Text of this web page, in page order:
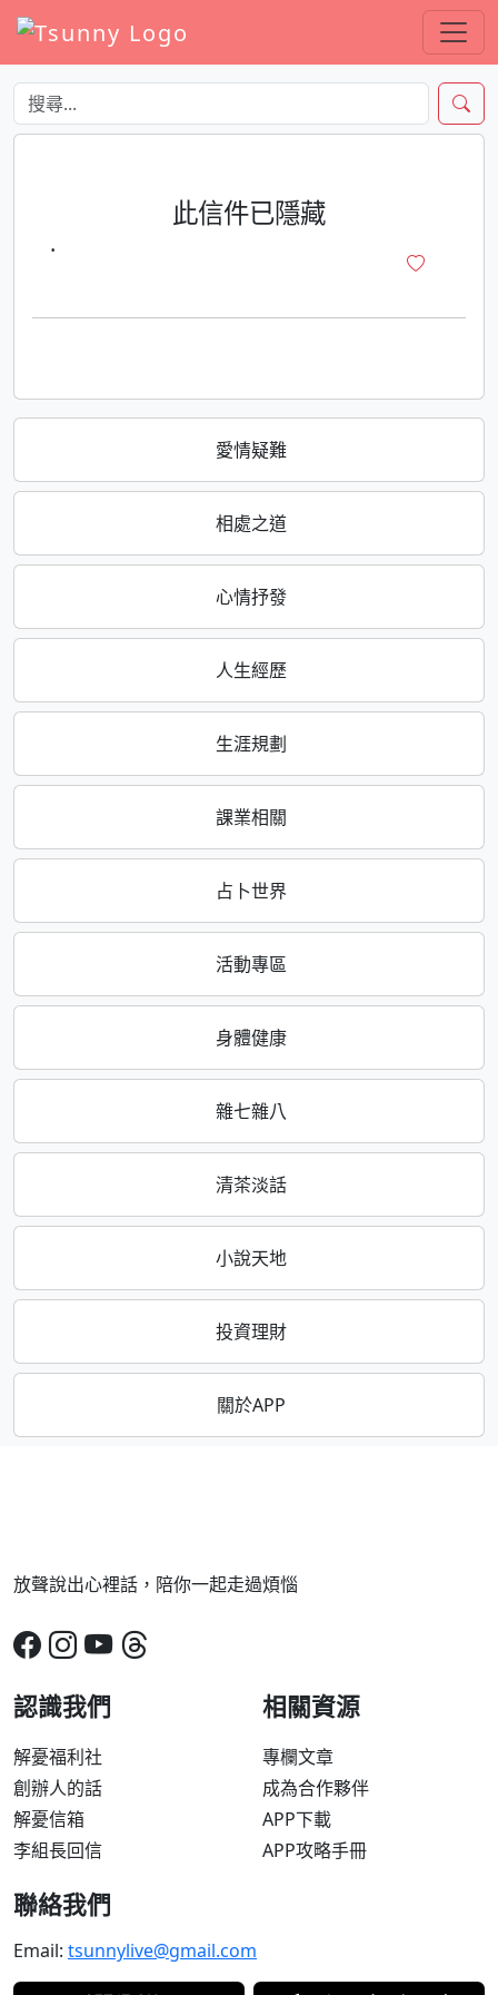
愛情疑難
相處之道
心情抒發
人生經歷
生涯規劃
課業相關
占卜世界
活動專區
身體健康
雜七雜八
清茶淡話
小說天地
投資理財
關於APP
此信件已隱藏
·
放聲說出心裡話，陪你一起走過煩惱
認識我們
解憂福利社
創辦人的話
解憂信箱
李組長回信
相關資源
專欄文章
成為合作夥伴
APP下載
APP攻略手冊
聯絡我們
Email: tsunnylive@gmail.com